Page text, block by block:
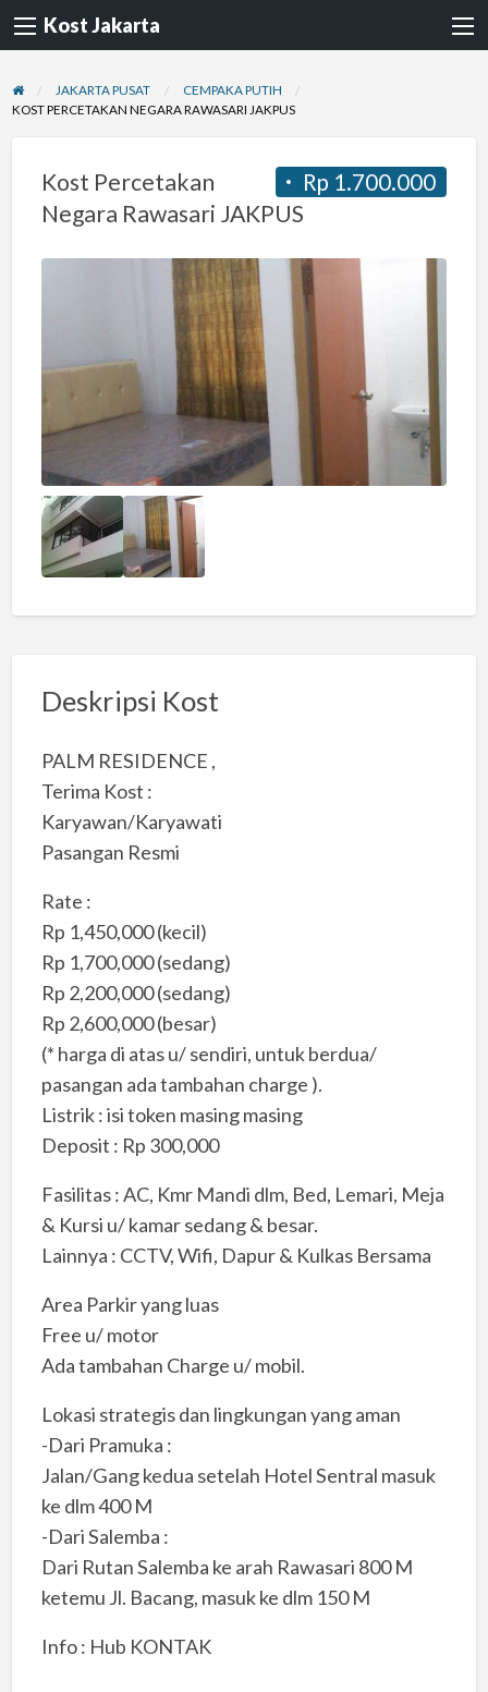
Kost Jakarta
JAKARTA PUSAT
CEMPAKA PUTIH
KOST PERCETAKAN NEGARA RAWASARI JAKPUS
Rp 1.700.000
Kost Percetakan
Negara Rawasari JAKPUS
Deskripsi Kost
PALM RESIDENCE ,
Terima Kost :
Karyawan/Karyawati
Pasangan Resmi
Rate :
Rp 1,450,000 (kecil)
Rp 1,700,000 (sedang)
Rp 2,200,000 (sedang)
Rp 2,600,000 (besar)
(* harga di atas u/ sendiri, untuk berdua/
pasangan ada tambahan charge ).
Listrik : isi token masing masing
Deposit : Rp 300,000
Fasilitas : AC, Kmr Mandi dlm, Bed, Lemari, Meja
& Kursi u/ kamar sedang & besar.
Lainnya : CCTV, Wifi, Dapur & Kulkas Bersama
Area Parkir yang luas
Free u/ motor
Ada tambahan Charge u/ mobil.
Lokasi strategis dan lingkungan yang aman
-Dari Pramuka :
Jalan/Gang kedua setelah Hotel Sentral masuk
ke dlm 400 M
-Dari Salemba :
Dari Rutan Salemba ke arah Rawasari 800 M
ketemu Jl. Bacang, masuk ke dlm 150 M
Info : Hub KONTAK